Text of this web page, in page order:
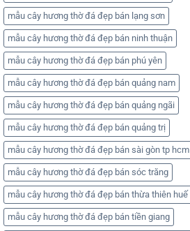
mẫu cây hương thờ đá đẹp bán lạng sơn
mẫu cây hương thờ đá đẹp bán ninh thuận
mẫu cây hương thờ đá đẹp bán phú yên
mẫu cây hương thờ đá đẹp bán quảng nam
mẫu cây hương thờ đá đẹp bán quảng ngãi
mẫu cây hương thờ đá đẹp bán quảng trị
mẫu cây hương thờ đá đẹp bán sài gòn tp hcm
mẫu cây hương thờ đá đẹp bán sóc trăng
mẫu cây hương thờ đá đẹp bán thừa thiên huế
mẫu cây hương thờ đá đẹp bán tiền giang